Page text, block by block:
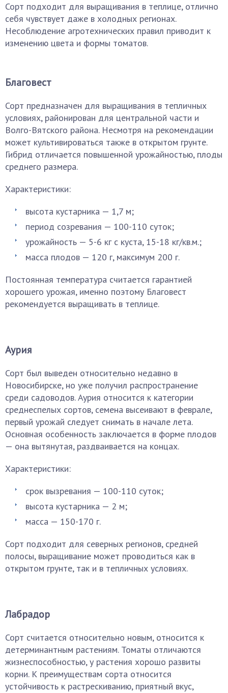
Сорт подходит для выращивания в теплице, отлично
себя чувствует даже в холодных регионах.
Несоблюдение агротехнических правил приводит к
изменению цвета и формы томатов.
Благовест
Сорт предназначен для выращивания в тепличных
условиях, районирован для центральной части и
Волго-Вятского района. Несмотря на рекомендации
может культивироваться также в открытом грунте.
Гибрид отличается повышенной урожайностью, плоды
среднего размера.
Характеристики:
высота кустарника — 1,7 м;
период созревания — 100-110 суток;
урожайность — 5-6 кг с куста, 15-18 кг/кв.м.;
масса плодов — 120 г, максимум 200 г.
Постоянная температура считается гарантией
хорошего урожая, именно поэтому Благовест
рекомендуется выращивать в теплице.
Аурия
Сорт был выведен относительно недавно в
Новосибирске, но уже получил распространение
среди садоводов. Аурия относится к категории
среднеспелых сортов, семена высеивают в феврале,
первый урожай следует снимать в начале лета.
Основная особенность заключается в форме плодов
— она вытянутая, раздваивается на концах.
Характеристики:
срок вызревания — 100-110 суток;
высота кустарника — 2 м;
масса — 150-170 г.
Сорт подходит для северных регионов, средней
полосы, выращивание может проводиться как в
открытом грунте, так и в тепличных условиях.
Лабрадор
Сорт считается относительно новым, относится к
детерминантным растениям. Томаты отличаются
жизнеспособностью, у растения хорошо развиты
корни. К преимуществам сорта относится
устойчивость к растрескиванию, приятный вкус,